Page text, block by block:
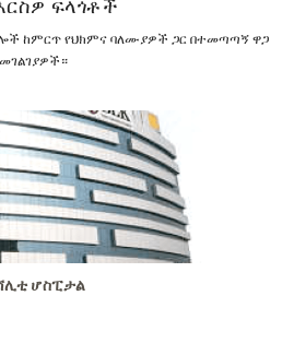
ፍላጎቶች
ከምርጥ የህክምና ባለሙያዎች ጋር በተመጣጣኝ ዋጋ
ሆስፒታል